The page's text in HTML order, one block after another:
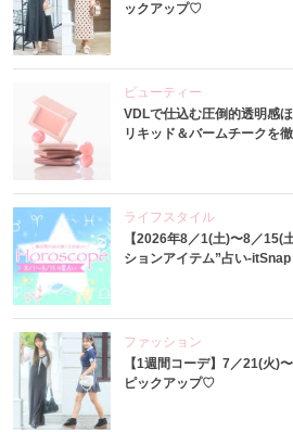
ックアップ♡
ビューティー
VDLで仕込む圧倒的透明感
リキッド＆バームチークを徹
ライフスタイル
【2026年8／1(土)〜8／15(
ションアイテム”占い-
ファッション
【1週間コーデ】7／21(火)
ピックアップ♡